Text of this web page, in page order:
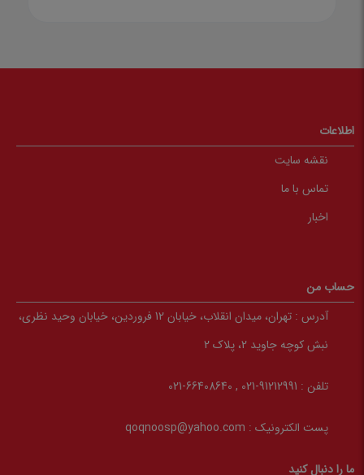
اطلاعات
نقشه سایت
تماس با ما
اخبار
حساب من
آدرس :
تهران، میدان انقلاب، خیابان 12 فروردین، خیابان وحید نظری،
نبش کوچه جاوید 2، پلاک 2
تلفن : 91212991-021 , 66408640-021
پست الکترونیک : qoqnoosp@yahoo.com
ما را دنبال کنید